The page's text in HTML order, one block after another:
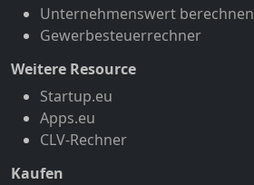
Unternehmenswert berechnen
Gewerbesteuerrechner
Weitere Resource
Startup.eu
Apps.eu
CLV-Rechner
Kaufen